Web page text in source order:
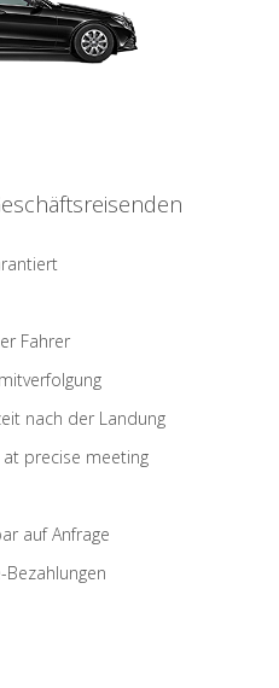
Fahrer
nach der Landung
precise meeting
auf Anfrage